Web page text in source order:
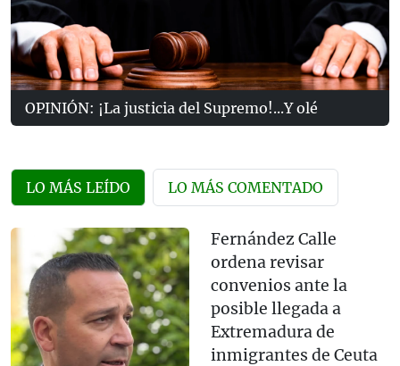
OPINIÓN: ¡La justicia del Supremo!...Y olé
LO MÁS LEÍDO LO MÁS COMENTADO
Fernández Calle
ordena revisar
convenios ante la
posible llegada a
Extremadura de
inmigrantes de Ceuta